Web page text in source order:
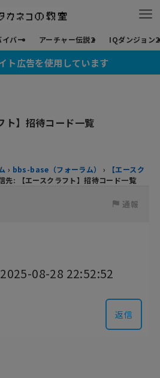
イバー アーチャー伝説2 IQダンジョン2
ト広告を使用しています
ト】招待コード一覧
› bbs-base（フォーラム） ›
【エースク
先: 【エースクラフト】招待コード一覧
通報
08-28 22:52:52
返信